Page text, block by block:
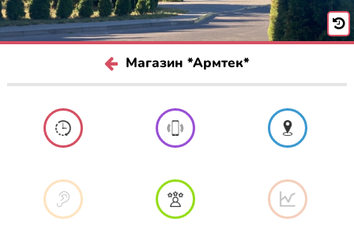
Магазин *Армтек*